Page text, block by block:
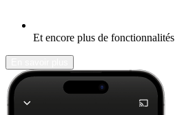
Et encore plus de fonctionnalités